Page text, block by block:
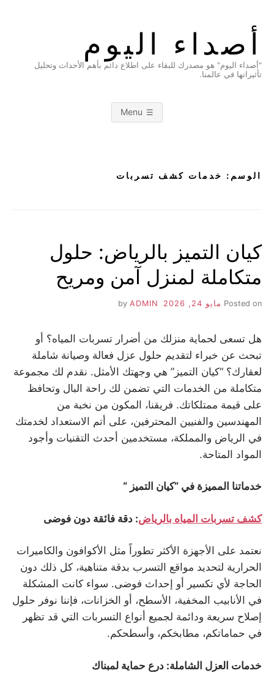
أصداء اليوم
"أصداء اليوم" هو مصدرك للبقاء على اطلاع دائم بأهم الأحداث وتحليل
تأثيراتها في عالمنا.
Menu
الوسم: خدمات كشف تسربات
كيان التميز بالرياض: حلول
متكاملة لمنزل آمن ومريح
Posted on مايو 24, 2026 ADMIN
هل تسعى لحماية منزلك من أضرار تسربات المياه؟ أو
تبحث عن خبراء لتقديم حلول عزل فعالة وصيانة شاملة
لعقارك؟ “كيان التميز” هي وجهتك الأمثل. نقدم لك مجموعة
متكاملة من الخدمات التي تضمن لك راحة البال وتحافظ
على قيمة ممتلكاتك. فريقنا، المكون من نخبة من
المهندسين والفنيين المحترفين، على أتم الاستعداد لخدمتك
في الرياض والمملكة، مستخدمين أحدث التقنيات وأجود
المواد المتاحة.
خدماتنا المميزة في “كيان التميز “
كشف تسربات المياه بالرياض: دقة فائقة دون فوضى
نعتمد على الأجهزة الأكثر تطوراً مثل الأكوافون والكاميرات
الحرارية لتحديد مواقع التسرب بدقة متناهية، كل ذلك دون
الحاجة لأي تكسير أو إحداث فوضى. سواء كانت المشكلة
في الأنابيب المخفية، الأسطح، أو الخزانات، فإننا نوفر حلول
إصلاح سريعة ودائمة لجميع أنواع التسربات التي قد تظهر
في حماماتكم، مطابخكم، وأسطحكم.
خدمات العزل الشاملة: درع حماية لمبناك